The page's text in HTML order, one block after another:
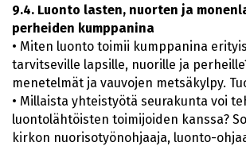
9.4. Luonto lasten, nuorten ja
perheiden kumppanina
• Miten luonto toimii kumppanina
tarvitseville lapsille, nuorille ja
menetelmät ja vauvojen metsäkylpy.
• Millaista yhteistyötä seurakunta voi
luontolähtöisten toimijoiden kanssa?
kirkon nuorisotyönohjaaja, luonto-